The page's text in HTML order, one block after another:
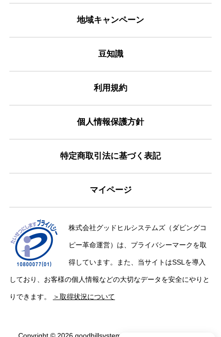
地域キャンペーン
豆知識
利用規約
個人情報保護方針
特定商取引法に基づく表記
マイページ
株式会社グッドヒルシステムズ（ダビングコ
ピー革命運営）は、プライバシーマークを取
得しています。また、当サイトはSSLを導入
しており、お客様の個人情報などの大切なデータを安全にやりと
りできます。 ＞取得状況について
Copyright © 2026 goodhillsystems Inc. All Rights Reserved.